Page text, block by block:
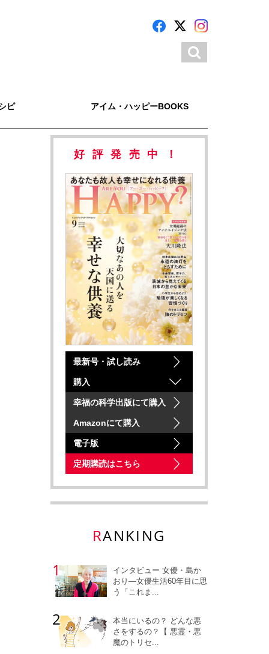
ピ アイム・ハッピーBOOKS
好評発売中！
最新号・試し読み
購入
幸福の科学出版にて購入
Amazonにて購入
電子版
定期購読はこちら
RANKING
インタビュー 女優・島か
おり―女優生活60年目に思
う「これま...
本当にいるの？ どんな悪
さをするの？【 悪霊・悪
魔のトリセ...